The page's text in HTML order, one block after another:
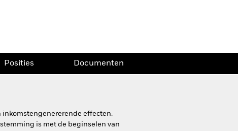
Posities Documenten
inkomstengenererende effecten.
is met de beginselen van